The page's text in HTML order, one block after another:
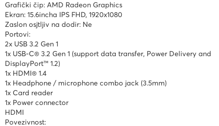
Grafički čip: AMD Radeon Graphics
Ekran: 15.6incha IPS FHD, 1920x1080
Zaslon osjtljiv na dodir: Ne
Portovi:
2x USB 3.2 Gen 1
1x USB-C® 3.2 Gen 1 (support data transfer, Power Delivery and
DisplayPort™ 1.2)
1x HDMI® 1.4
1x Headphone / microphone combo jack (3.5mm)
1x Card reader
1x Power connector
HDMI
Povezivnost: